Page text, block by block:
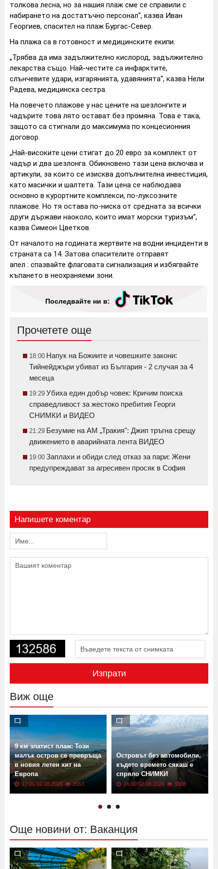
толкова лесна, но за нашия плаж сме се справили с
набирането на достатъчно персонал“, казва Иван
Георгиев, спасител на плаж Бургас-Север.
На плажа са в готовност и медицинските екипи.
„Трябва да има задължително кислород, задължително
лекарства също. Най-честите са инфарктите,
слънчевите удари, изгарянията, удавянията“, казва Нели
Радева, медицинска сестра.
На повечето плажове у нас цените на шезлонгите и
чадърите това лято остават без промяна. Това е така,
защото са стигнали до максимума по концесионния
договор.
„Най-високите цени стигат до 20 евро за комплект от
чадър и два шезлонга. Обикновено тази цена включва и
артикули, за които се изисква допълнителна инвестиция,
като масички и шалтета. Тази цена се наблюдава
основно в курортните комплекси, по-луксозните
плажове. Но тя остава по-ниска от средната за всички
други държави наоколо, които имат морски туризъм“,
казва Симеон Цветков.
От началото на годината жертвите на водни инциденти в
страната са 14. Затова спасителите отправят
апел : спазвайте флаговата сигнализация и избягвайте
къпането в неохраняеми зони.
Последвайте ни в:
Прочетете още
18:00 Напук на Божиите и човешките закони:
Тийнейджъри убиват из България - 2 случая за 4
месеца
19:29 Убиха един добър човек: Кричим поиска
справедливост за жестоко пребития Георги
СНИМКИ и ВИДЕО
21:29 Безумие на АМ „Тракия": Джип тръгна срещу
движението в аварийната лента ВИДЕО
19:00 Заплахи и обиди след отказ за пари: Жени
предупреждават за агресивен просяк в София
Напишете коментар
Изпрати
Виж още
9 км златист плаж: Този
малък остров се превръща
в новия летен хит на
Европа
17:00 02.08.2026 3553
Островът без автомобили,
където времето сякаш е
спряло СНИМКИ
16:00 02.08.2026 3388
Още новини от: Ваканция